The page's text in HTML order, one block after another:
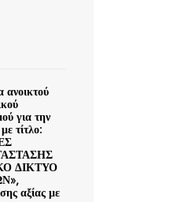
ανοικτού
για την
τίτλο:
ΔΙΚΤΥΟ
αξίας με